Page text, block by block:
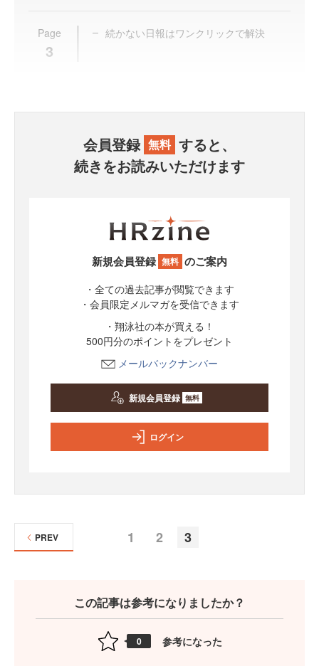
Page
3
続かない日報はワンクリックで解決
会員登録 無料 すると、
続きをお読みいただけます
新規会員登録 無料 のご案内
・全ての過去記事が閲覧できます
・会員限定メルマガを受信できます
・翔泳社の本が買える！
500円分のポイントをプレゼント
メールバックナンバー
新規会員登録 無料
ログイン
1 2 3
PREV
この記事は参考になりましたか？
0 参考になった